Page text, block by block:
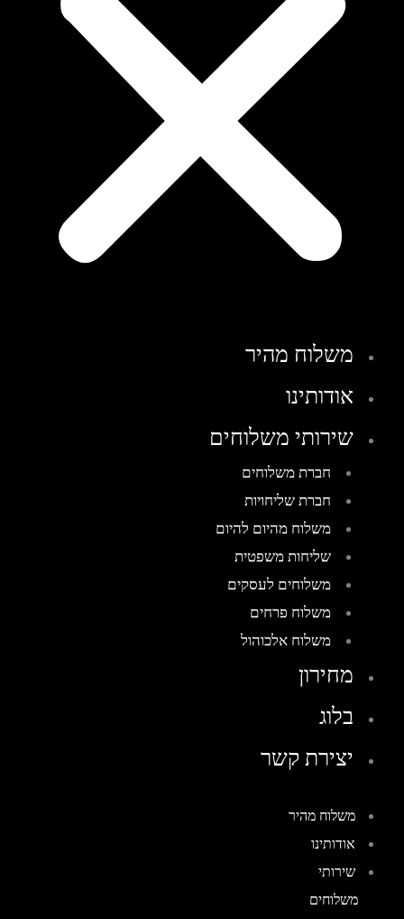
משלוח מהיר
אודותינו
שירותי משלוחים
חברת משלוחים
חברת שליחויות
משלוח מהיום להיום
שליחות משפטית
משלוחים לעסקים
משלוח פרחים
משלוח אלכוהול
מחירון
בלוג
יצירת קשר
משלוח מהיר
אודותינו
שירותי
משלוחים